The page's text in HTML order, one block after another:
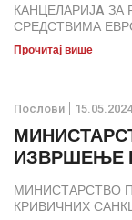
КАНЦЕЛАРИЈA
СРЕДСТВИМА
Прочитај више
Послови
ИЗВРШЕЊЕ
МИНИСТАРСТВО
КРИВИЧНИХ